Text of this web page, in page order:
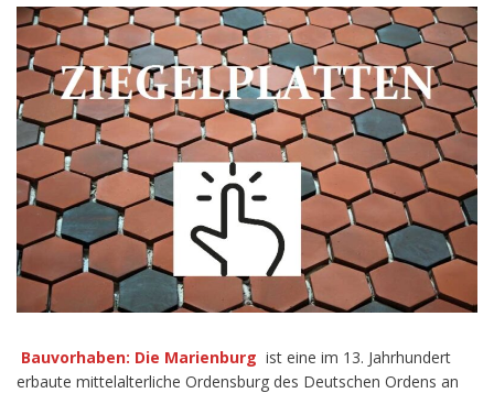
Bauvorhaben: Die Marienburg ist eine im 13. Jahrhundert
erbaute mittelalterliche Ordensburg des Deutschen Ordens an